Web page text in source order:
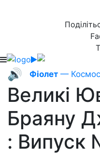
🔊 Фіолет — Космос
Великі
Браяну
: Випуск